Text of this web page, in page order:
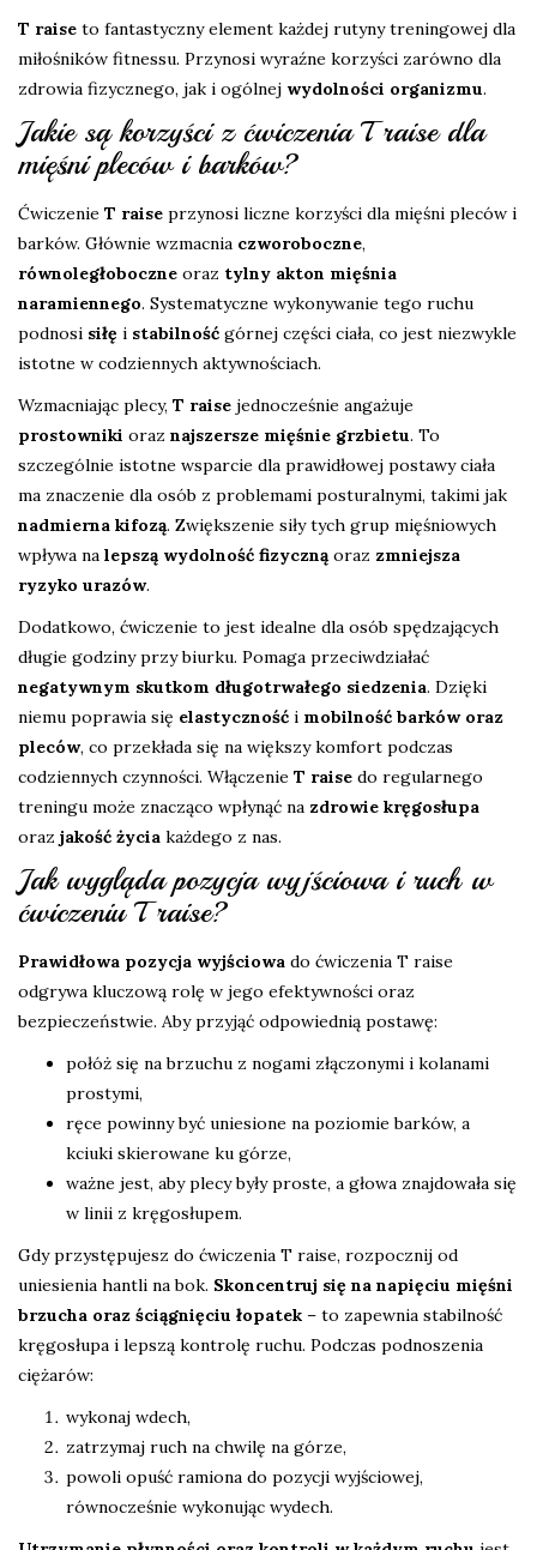
T raise to fantastyczny element każdej rutyny treningowej dla
miłośników fitnessu. Przynosi wyraźne korzyści zarówno dla
zdrowia fizycznego, jak i ogólnej wydolności organizmu.
Jakie są korzyści z ćwiczenia T raise dla
mięśni pleców i barków?
Ćwiczenie T raise przynosi liczne korzyści dla mięśni pleców i
barków. Głównie wzmacnia czworoboczne,
równoległoboczne oraz tylny akton mięśnia
naramiennego. Systematyczne wykonywanie tego ruchu
podnosi siłę i stabilność górnej części ciała, co jest niezwykle
istotne w codziennych aktywnościach.
Wzmacniając plecy, T raise jednocześnie angażuje
prostowniki oraz najszersze mięśnie grzbietu. To
szczególnie istotne wsparcie dla prawidłowej postawy ciała
ma znaczenie dla osób z problemami posturalnymi, takimi jak
nadmierna kifozą. Zwiększenie siły tych grup mięśniowych
wpływa na lepszą wydolność fizycznąoraz zmniejsza
ryzyko urazów.
Dodatkowo, ćwiczenie to jest idealne dla osób spędzających
długie godziny przy biurku. Pomaga przeciwdziałać
negatywnym skutkom długotrwałego siedzenia. Dzięki
niemu poprawia się elastyczność i mobilność barków oraz
pleców, co przekłada się na większy komfort podczas
codziennych czynności. Włączenie T raise do regularnego
treningu może znacząco wpłynąć na zdrowie kręgosłupa
oraz jakość życia każdego z nas.
Jak wygląda pozycja wyjściowa i ruch w
ćwiczeniu T raise?
Prawidłowa pozycja wyjściowa do ćwiczenia T raise
odgrywa kluczową rolę w jego efektywności oraz
bezpieczeństwie. Aby przyjąć odpowiednią postawę:
połóż się na brzuchu z nogami złączonymi i kolanami
prostymi,
ręce powinny być uniesione na poziomie barków, a
kciuki skierowane ku górze,
ważne jest, aby plecy były proste, a głowa znajdowała się
w linii z kręgosłupem.
Gdy przystępujesz do ćwiczenia T raise, rozpocznij od
uniesienia hantli na bok. Skoncentruj się na napięciu mięśni
brzucha oraz ściągnięciu łopatek – to zapewnia stabilność
kręgosłupa i lepszą kontrolę ruchu. Podczas podnoszenia
ciężarów:
wykonaj wdech,
zatrzymaj ruch na chwilę na górze,
powoli opuść ramiona do pozycji wyjściowej,
równocześnie wykonując wydech.